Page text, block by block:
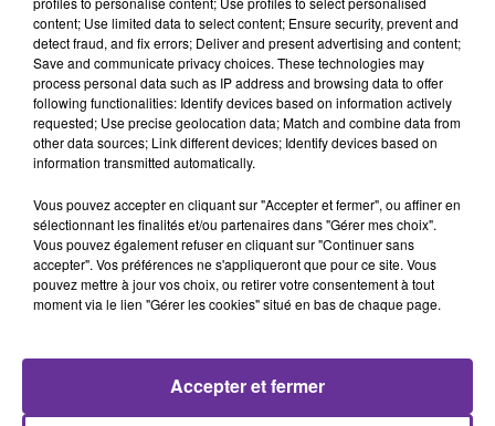
SUR LE MÊME SUJET
Sahara occidental : décryptage de
victoire diplomatique du Maroc à...
ONU, Israël-Palestine, assassinat de
content; Use limited data to select content; Ensure security, prevent and
detect fraud, and fix errors; Deliver and present advertising and content;
Save and communicate privacy choices. These technologies may
process personal data such as IP address and browsing data to offer
following functionalities: Identify devices based on information actively
requested; Use precise geolocation data; Match and combine data from
other data sources; Link different devices; Identify devices based on
information transmitted automatically.
Vous pouvez accepter en cliquant sur "Accepter et fermer", ou affiner en
sélectionnant les finalités et/ou partenaires dans "Gérer mes choix".
Vous pouvez également refuser en cliquant sur "Continuer sans
accepter". Vos préférences ne s'appliqueront que pour ce site. Vous
pouvez mettre à jour vos choix, ou retirer votre consentement à tout
moment via le lien "Gérer les cookies" situé en bas de chaque page.
Accepter et fermer